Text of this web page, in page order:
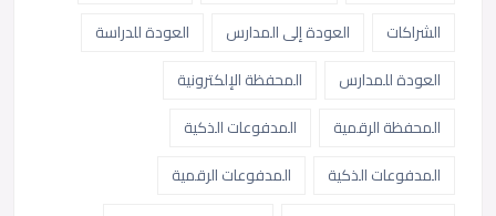
الشراكات
العودة إلى المدارس
العودة للدراسة
العودة للمدارس
المحفظة الإلكترونية
المحفظة الرقمية
المدفوعات الذكية
المدفوعات الذكية
المدفوعات الرقمية